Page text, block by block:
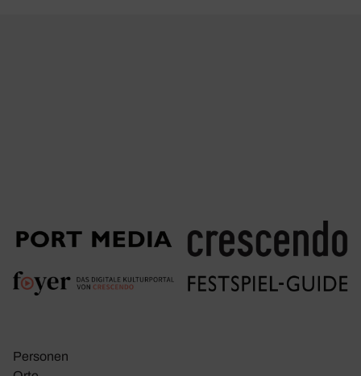
Personen